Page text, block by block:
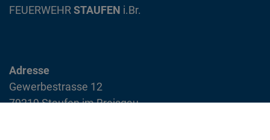
FEUERWEHR STAUFEN i.Br.
Adresse
Gewerbestrasse 12
79219 Staufen im Breisgau